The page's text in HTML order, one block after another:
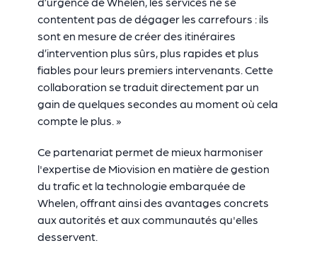
contentent pas de dégager les carrefours : ils
sont en mesure de créer des itinéraires
d’intervention plus sûrs, plus rapides et plus
fiables pour leurs premiers intervenants. Cette
collaboration se traduit directement par un
gain de quelques secondes au moment où cela
compte le plus. »
Ce partenariat permet de mieux harmoniser
l'expertise de Miovision en matière de gestion
du trafic et la technologie embarquée de
Whelen, offrant ainsi des avantages concrets
aux autorités et aux communautés qu'elles
desservent.